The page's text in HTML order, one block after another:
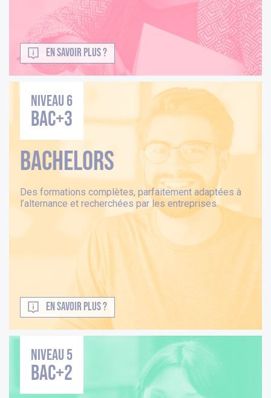
EN SAVOIR PLUS ?
Niveau 6
BAC+3
Bachelors
Des formations complètes, parfaitement adaptées à
l’alternance et recherchées par les entreprises.
EN SAVOIR PLUS ?
Niveau 5
BAC+2